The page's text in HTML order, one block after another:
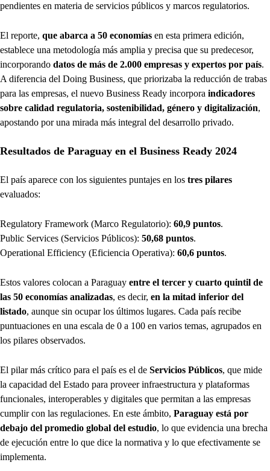
pendientes en materia de servicios públicos y marcos regulatorios.
El reporte, que abarca a 50 economías en esta primera edición,
establece una metodología más amplia y precisa que su predecesor,
incorporando datos de más de 2.000 empresas y expertos por país.
A diferencia del Doing Business, que priorizaba la reducción de trabas
para las empresas, el nuevo Business Ready incorpora indicadores
sobre calidad regulatoria, sostenibilidad, género y digitalización,
apostando por una mirada más integral del desarrollo privado.
Resultados de Paraguay en el Business Ready 2024
El país aparece con los siguientes puntajes en los tres pilares
evaluados:
Regulatory Framework (Marco Regulatorio): 60,9 puntos.
Public Services (Servicios Públicos): 50,68 puntos.
Operational Efficiency (Eficiencia Operativa): 60,6 puntos.
Estos valores colocan a Paraguay entre el tercer y cuarto quintil de
las 50 economías analizadas, es decir, en la mitad inferior del
listado, aunque sin ocupar los últimos lugares. Cada país recibe
puntuaciones en una escala de 0 a 100 en varios temas, agrupados en
los pilares observados.
El pilar más crítico para el país es el de Servicios Públicos, que mide
la capacidad del Estado para proveer infraestructura y plataformas
funcionales, interoperables y digitales que permitan a las empresas
cumplir con las regulaciones. En este ámbito, Paraguay está por
debajo del promedio global del estudio, lo que evidencia una brecha
de ejecución entre lo que dice la normativa y lo que efectivamente se
implementa.